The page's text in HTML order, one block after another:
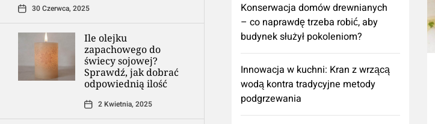
30 Czerwca, 2025
Ile olejku
zapachowego do
świecy sojowej?
Sprawdź, jak dobrać
odpowiednią ilość
2 Kwietnia, 2025
Konserwacja domów drewnianych
– co naprawdę trzeba robić, aby
budynek służył pokoleniom?
Innowacja w kuchni: Kran z wrzącą
wodą kontra tradycyjne metody
podgrzewania